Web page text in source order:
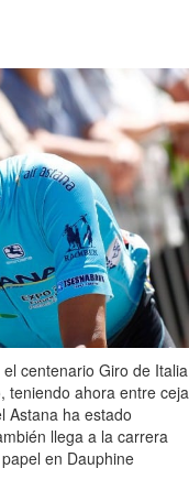
centenario Giro de Italia
teniendo ahora entre ceja
Astana ha estado
llega a la carrera
en Dauphine